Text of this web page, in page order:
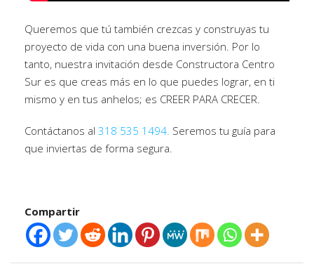
Queremos que tú también crezcas y construyas tu
proyecto de vida con una buena inversión. Por lo
tanto, nuestra invitación desde Constructora Centro
Sur es que creas más en lo que puedes lograr, en ti
mismo y en tus anhelos; es CREER PARA CRECER.
Contáctanos al 318 535 1494. Seremos tu guía para
que inviertas de forma segura.
Compartir